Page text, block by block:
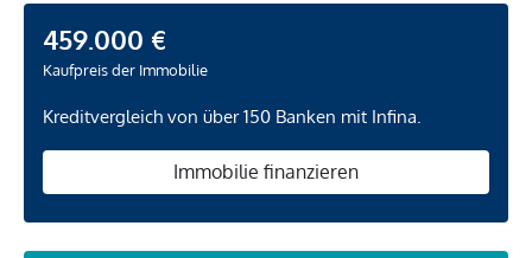
459.000 €
Kaufpreis der Immobilie
Kreditvergleich von über 150 Banken mit Infina.
Immobilie finanzieren